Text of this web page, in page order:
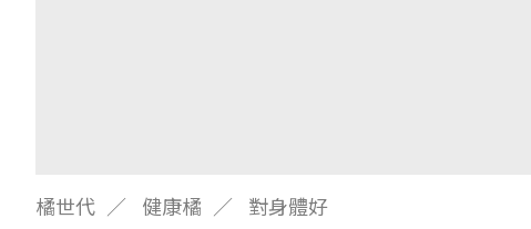
橘世代 健康橘 對身體好